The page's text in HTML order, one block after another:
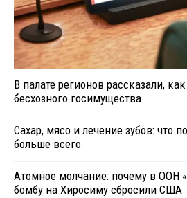
В палате регионов рассказали,
бесхозного госимущества
Сахар, мясо и лечение зубов: что
больше всего
Атомное молчание: почему в ООН
бомбу на Хиросиму сбросили США